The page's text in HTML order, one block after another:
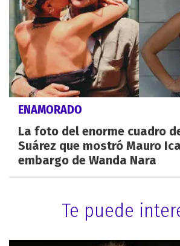
ENAMORADO
La foto del enorme cuadro
Suárez que mostró Mauro
embargo de Wanda Nara
Te puede